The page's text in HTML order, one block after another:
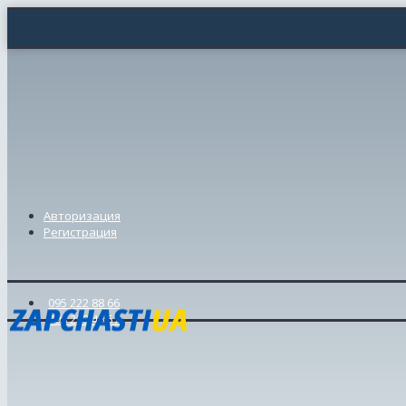
Авторизация
Регистрация
095 222 88 66
098 239 46 57